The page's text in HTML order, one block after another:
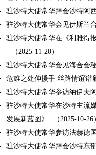
驻沙特大使常华拜会沙特阿
驻沙特大使常华会见伊斯兰
驻沙特大使常华在《利雅得
（2025-11-20）
驻沙特大使常华会见海合会
危难之处伸援手 丝路情谊谱
驻沙特大使常华参访纳伊夫
驻沙特大使常华在沙特主流
发展新蓝图》
（2025-10-26）
驻沙特大使常华参访法赫德
驻沙特大使常华拜会沙特东